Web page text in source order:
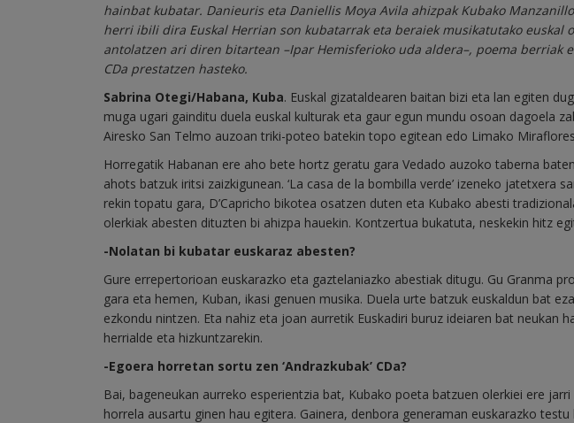
hainbat kubatar. Danieuris eta Daniellis Moya Avila ahizpak Kubako
herri ibili dira Euskal Herrian son kubatarrak eta beraiek musikatutako euskal
antolatzen ari diren bitartean –Ipar Hemisferioko uda aldera–, poema berriak
CDa prestatzen hasteko.
Sabrina Otegi/Habana, Kuba. Euskal gizataldearen baitan bizi eta lan egiten
muga ugari gainditu duela euskal kulturak eta gaur egun mundu osoan dagoela
Airesko San Telmo auzoan triki-poteo batekin topo egitean edo Limako
Horregatik Habanan ere aho bete hortz geratu gara Vedado auzoko taberna
ahots batzuk iritsi zaizkigunean. ‘La casa de la bombilla verde’ izeneko jatetxera
rekin topatu gara, D’Capricho bikotea osatzen duten eta Kubako abesti
olerkiak abesten dituzten bi ahizpa hauekin. Kontzertua bukatuta, neskekin hitz
-Nolatan bi kubatar euskaraz abesten?
Gure errepertorioan euskarazko eta gaztelaniazko abestiak ditugu. Gu Granma
gara eta hemen, Kuban, ikasi genuen musika. Duela urte batzuk euskaldun bat
ezkondu nintzen. Eta nahiz eta joan aurretik Euskadiri buruz ideiaren bat neukan
herrialde eta hizkuntzarekin.
-Egoera horretan sortu zen ‘Andrazkubak’ CDa?
Bai, bageneukan aurreko esperientzia bat, Kubako poeta batzuen olerkiei ere
horrela ausartu ginen hau egitera. Gainera, denbora generaman euskarazko